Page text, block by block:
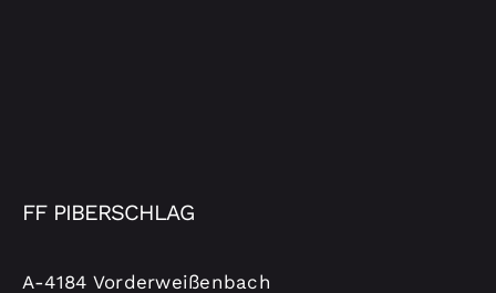
FF PIBERSCHLAG
A-4184 Vorderweißenbach